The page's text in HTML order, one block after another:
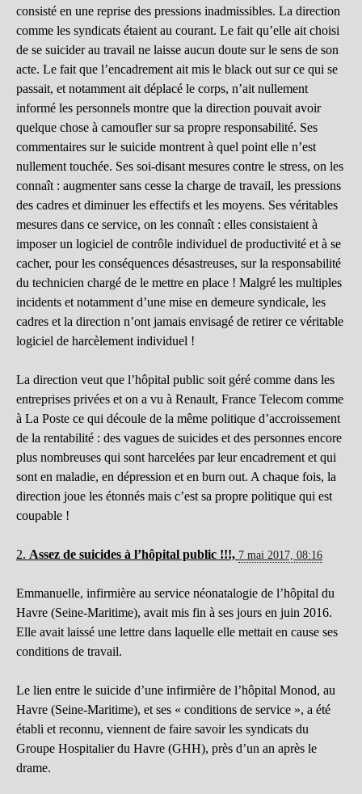
consisté en une reprise des pressions inadmissibles. La direction
comme les syndicats étaient au courant. Le fait qu’elle ait choisi
de se suicider au travail ne laisse aucun doute sur le sens de son
acte. Le fait que l’encadrement ait mis le black out sur ce qui se
passait, et notamment ait déplacé le corps, n’ait nullement
informé les personnels montre que la direction pouvait avoir
quelque chose à camoufler sur sa propre responsabilité. Ses
commentaires sur le suicide montrent à quel point elle n’est
nullement touchée. Ses soi-disant mesures contre le stress, on les
connaît : augmenter sans cesse la charge de travail, les pressions
des cadres et diminuer les effectifs et les moyens. Ses véritables
mesures dans ce service, on les connaît : elles consistaient à
imposer un logiciel de contrôle individuel de productivité et à se
cacher, pour les conséquences désastreuses, sur la responsabilité
du technicien chargé de le mettre en place ! Malgré les multiples
incidents et notamment d’une mise en demeure syndicale, les
cadres et la direction n’ont jamais envisagé de retirer ce véritable
logiciel de harcèlement individuel !
La direction veut que l’hôpital public soit géré comme dans les
entreprises privées et on a vu à Renault, France Telecom comme
à La Poste ce qui découle de la même politique d’accroissement
de la rentabilité : des vagues de suicides et des personnes encore
plus nombreuses qui sont harcelées par leur encadrement et qui
sont en maladie, en dépression et en burn out. A chaque fois, la
direction joue les étonnés mais c’est sa propre politique qui est
coupable !
2. Assez de suicides à l’hôpital public !!!, 7 mai 2017, 08:16
Emmanuelle, infirmière au service néonatalogie de l’hôpital du
Havre (Seine-Maritime), avait mis fin à ses jours en juin 2016.
Elle avait laissé une lettre dans laquelle elle mettait en cause ses
conditions de travail.
Le lien entre le suicide d’une infirmière de l’hôpital Monod, au
Havre (Seine-Maritime), et ses « conditions de service », a été
établi et reconnu, viennent de faire savoir les syndicats du
Groupe Hospitalier du Havre (GHH), près d’un an après le
drame.